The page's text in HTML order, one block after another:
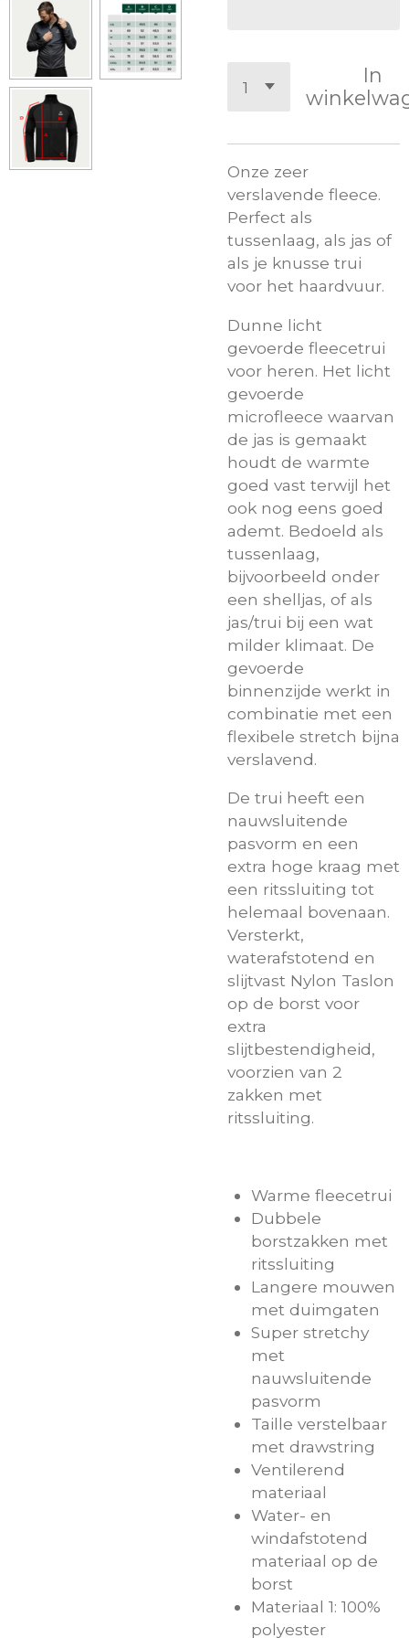
In
Onze zeer
verslavende fleece.
Perfect als
tussenlaag, als jas of
als je knusse trui
voor het haardvuur.
Dunne licht
gevoerde fleecetrui
voor heren. Het licht
gevoerde
microfleece waarvan
de jas is gemaakt
houdt de warmte
goed vast terwijl het
ook nog eens goed
ademt. Bedoeld als
tussenlaag,
bijvoorbeeld onder
een shelljas, of als
jas/trui bij een wat
milder klimaat. De
gevoerde
binnenzijde werkt in
combinatie met een
flexibele stretch bijna
verslavend.
De trui heeft een
nauwsluitende
pasvorm en een
extra hoge kraag met
een ritssluiting tot
helemaal bovenaan.
Versterkt,
waterafstotend en
slijtvast Nylon Taslon
op de borst voor
extra
slijtbestendigheid,
voorzien van 2
zakken met
ritssluiting.
Warme fleecetrui
Dubbele
borstzakken met
ritssluiting
Langere mouwen
met duimgaten
Super stretchy
met
nauwsluitende
pasvorm
Taille verstelbaar
met drawstring
Ventilerend
materiaal
Water- en
windafstotend
materiaal op de
borst
Materiaal 1: 100%
polyester